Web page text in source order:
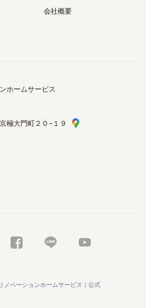
会社概要
ホームサービス
極大門町２０−１９
FaceBookLINE公式アカウント
Youtube
ノベーションホームサービス｜公式